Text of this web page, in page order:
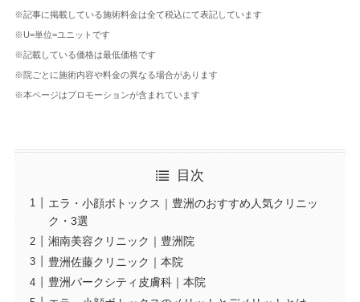
※記事に掲載している施術料金は全て税込にて表記しています
※U=単位=ユニットです
※記載している価格は最低価格です
※院ごとに施術内容や料金の異なる場合があります
※本ページはプロモーションが含まれています
目次
エラ・小顔ボトックス｜豊洲のおすすめ人気クリニッ
ク・3選
湘南美容クリニック｜豊洲院
豊洲佐藤クリニック｜本院
豊洲パークシティ皮膚科｜本院